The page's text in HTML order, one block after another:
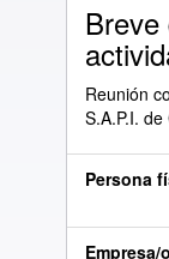
Reunión
S.A.P.I. de
Persona